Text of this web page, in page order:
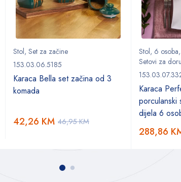
Stol, Set za začine
153.03.06.5185
Karaca Bella set začina od 3
komada
46,95KM
42,26 KM
Stol, 6 osoba,
Setovi za
Karaca
porculanski
dijela 6
288,86